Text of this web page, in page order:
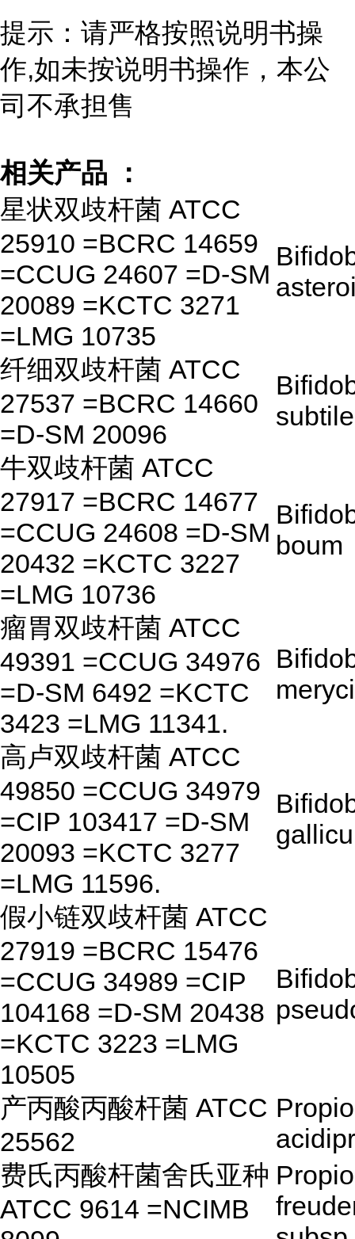
提示：请严格按照说明书操
作,如未按说明书操作，本公
司不承担售
相关产品 ：
星状双歧杆菌 ATCC
25910 =BCRC 14659
=CCUG 24607 =D-SM
20089 =KCTC 3271
=LMG 10735
纤细双歧杆菌 ATCC
27537 =BCRC 14660
=D-SM 20096
subtile
牛双歧杆菌 ATCC
27917 =BCRC 14677
=CCUG 24608 =D-SM
20432 =KCTC 3227
=LMG 10736
boum
瘤胃双歧杆菌 ATCC
49391 =CCUG 34976
=D-SM 6492 =KCTC
3423 =LMG 11341.
高卢双歧杆菌 ATCC
49850 =CCUG 34979
=CIP 103417 =D-SM
20093 =KCTC 3277
=LMG 11596.
假小链双歧杆菌 ATCC
27919 =BCRC 15476
=CCUG 34989 =CIP
104168 =D-SM 20438
=KCTC 3223 =LMG
10505
产丙酸丙酸杆菌 ATCC
25562
费氏丙酸杆菌舍氏亚种
ATCC 9614 =NCIMB